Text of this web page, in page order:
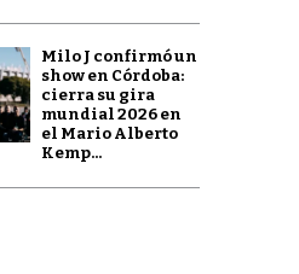
Milo J confirmó un
show en Córdoba:
cierra su gira
mundial 2026 en
el Mario Alberto
Kemp...